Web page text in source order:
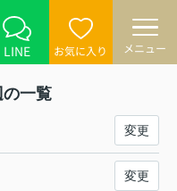
LINE お気に入り メニュー
の一覧
変更
変更